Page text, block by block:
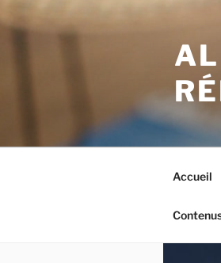
au
Accueil